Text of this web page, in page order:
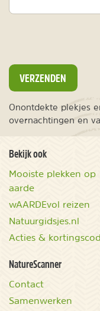
VERZENDEN
Onontdekte plekjes
overnachtingen en
Bekijk ook
Mooiste plekken op
aarde
wAARDEvol reizen
Natuurgidsjes.nl
Acties &
NatureScanner
Contact
Samenwerken